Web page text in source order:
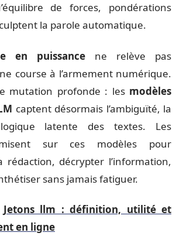
de forces, pondérations
la parole automatique.
en puissance ne relève pas
course à l’armement numérique.
mutation profonde : les modèles
captent désormais l’ambiguïté, la
latente des textes. Les
sur ces modèles pour
rédaction, décrypter l’information,
sans jamais fatiguer.
Jetons llm : définition, utilité et
en ligne